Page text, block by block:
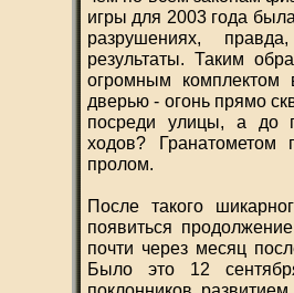
игры для 2003 года
разрушениях,
результаты. Таким
огромным комплектом
дверью - огонь прямо
посреди улицы, а до
ходов?
пролом.
После такого
появиться
почти через месяц
Было это 12